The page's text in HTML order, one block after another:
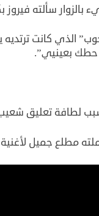
سألته فيروز
الذي كانت ترتديه
بعينيي”.
لطافة تعليق
مطلع جميل